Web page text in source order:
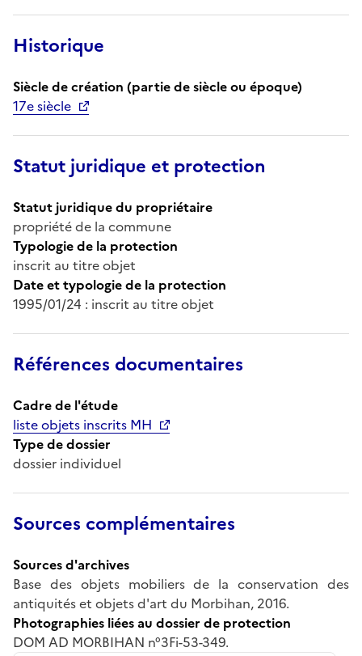
Historique
Siècle de création (partie de siècle ou époque)
17e siècle
Statut juridique et protection
Statut juridique du propriétaire
propriété de la commune
Typologie de la protection
inscrit au titre objet
Date et typologie de la protection
1995/01/24 : inscrit au titre objet
Références documentaires
Cadre de l'étude
liste objets inscrits MH
Type de dossier
dossier individuel
Sources complémentaires
Sources d'archives
Base des objets mobiliers de la conservation des
antiquités et objets d'art du Morbihan, 2016.
Photographies liées au dossier de protection
DOM AD MORBIHAN n°3Fi-53-349.